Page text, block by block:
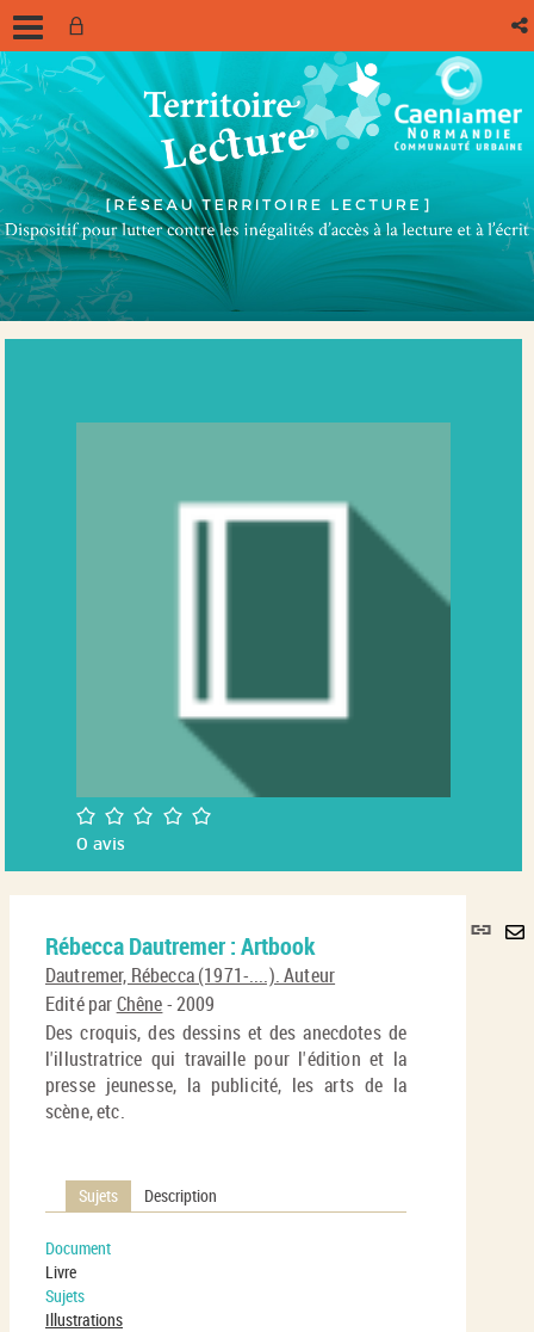
/5
0avis
Lien
Rébecca Dautremer : Artbook
Dautremer, Rébecca (1971-....). Auteur
Edité parChêne- 2009
Des croquis, des dessins et des anecdotes de
l'illustratrice qui travaille pour l'édition et la
presse jeunesse, la publicité, les arts de la
scène, etc.
Sujets Description
Document
Livre
Sujets
Illustrations